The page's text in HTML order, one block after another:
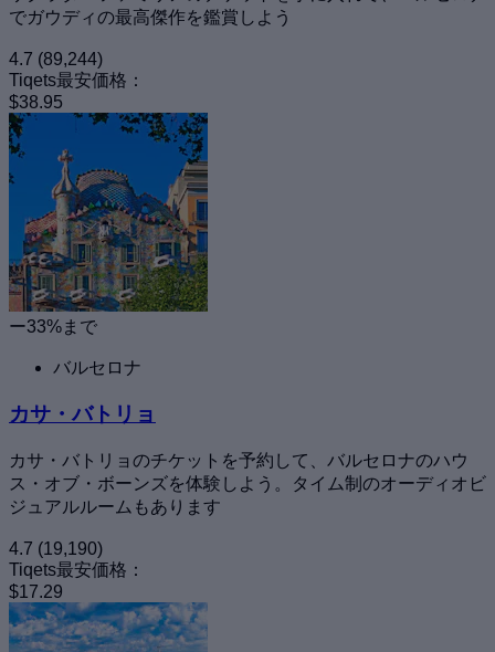
でガウディの最高傑作を鑑賞しよう
4.7 (89,244)
Tiqets最安価格：
$38.95
ー33%まで
バルセロナ
カサ・バトリョ
カサ・バトリョのチケットを予約して、バルセロナのハウ
ス・オブ・ボーンズを体験しよう。タイム制のオーディオビ
ジュアルルームもあります
4.7 (19,190)
Tiqets最安価格：
$17.29